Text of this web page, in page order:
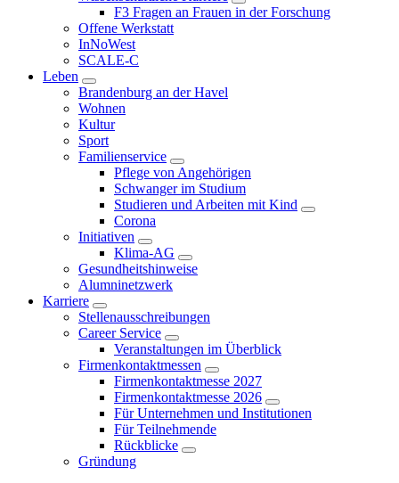
F3 Fragen an Frauen in der Forschung
Offene Werkstatt
InNoWest
SCALE-C
Leben
Brandenburg an der Havel
Wohnen
Kultur
Sport
Familienservice
Pflege von Angehörigen
Schwanger im Studium
Studieren und Arbeiten mit Kind
Corona
Initiativen
Klima-AG
Gesundheitshinweise
Alumninetzwerk
Karriere
Stellenausschreibungen
Career Service
Veranstaltungen im Überblick
Firmenkontaktmessen
Firmenkontaktmesse 2027
Firmenkontaktmesse 2026
Für Unternehmen und Institutionen
Für Teilnehmende
Rückblicke
Gründung